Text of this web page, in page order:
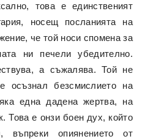
това е единственият
носещ посланията на
че той носи спомена за
ни печели убедително.
а съжалява. Той не
осъзнал безсмислието на
една дадена жертва, на
Това е онзи боен дух, който
опиянението от